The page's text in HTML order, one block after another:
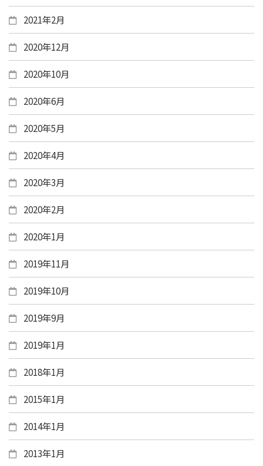
2021年2月
2020年12月
2020年10月
2020年6月
2020年5月
2020年4月
2020年3月
2020年2月
2020年1月
2019年11月
2019年10月
2019年9月
2019年1月
2018年1月
2015年1月
2014年1月
2013年1月